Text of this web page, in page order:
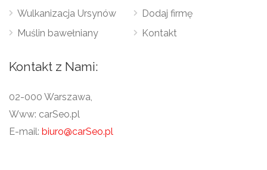
Wulkanizacja Ursynów
Muślin bawełniany
Dodaj firmę
Kontakt
Kontakt z Nami:
02-000 Warszawa,
Www: carSeo.pl
E-mail: biuro@carSeo.pl